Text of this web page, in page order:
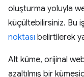
oluşturma yoluyla
küçültebilirsiniz. Bu
noktası belirtilerek
Alt küme, orijinal
azaltılmış bir